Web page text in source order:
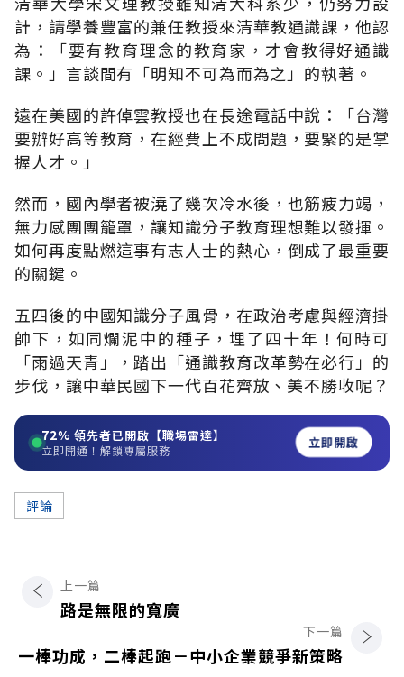
計，請學養豐富的兼任教授來清華教通識課，他認
為：「要有教育理念的教育家，才會教得好通識
課。」言談間有「明知不可為而為之」的執著。
遠在美國的許倬雲教授也在長途電話中說：「台灣
要辦好高等教育，在經費上不成問題，要緊的是掌
握人才。」
然而，國內學者被澆了幾次冷水後，也筋疲力竭，
無力感團團籠罩，讓知識分子教育理想難以發揮。
如何再度點燃這事有志人士的熱心，倒成了最重要
的關鍵。
五四後的中國知識分子風骨，在政治考慮與經濟掛
帥下，如同爛泥中的種子，埋了四十年！何時可
「雨過天青」，踏出「通識教育改革勢在必行」的
步伐，讓中華民國下一代百花齊放、美不勝收呢？
72% 領先者已開啟【職場雷達】
立即開通！解鎖專屬服務 立即開啟
評論
上一篇
路是無限的寬廣
下一篇
一棒功成，二棒起跑－中小企業競爭新策略